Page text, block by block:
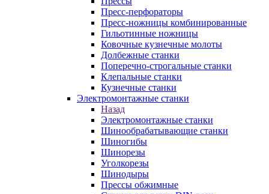
Пресс-перфораторы
Пресс-ножницы комбинированные
Гильотинные ножницы
Ковочные кузнечные молоты
Долбежные станки
Поперечно-строгальные станки
Клепальные станки
Кузнечные станки
Электромонтажные станки
Назад
Электромонтажные станки
Шинообрабатывающие станки
Шиногибы
Шинорезы
Уголкорезы
Шинодыры
Прессы обжимные